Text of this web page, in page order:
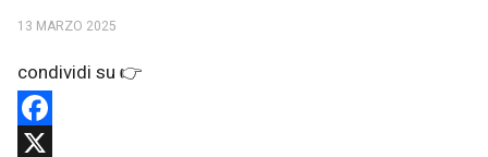
13 MARZO 2025
Facebook